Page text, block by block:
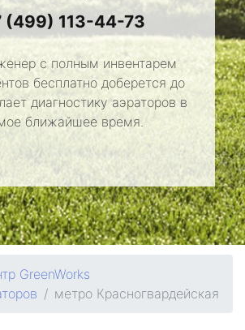
(499) 113-44-73
с полным инвентарем
бесплатно доберется до
диагностику аэраторов в
ближайшее время.
GreenWorks
метро Красногвардейская